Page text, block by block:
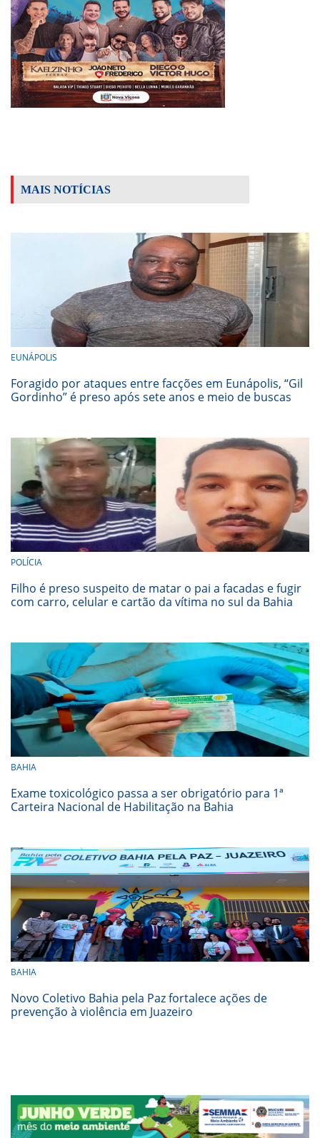
MAIS NOTÍCIAS
EUNÁPOLIS
Foragido por ataques entre facções em Eunápolis, “Gil
Gordinho” é preso após sete anos e meio de buscas
POLÍCIA
Filho é preso suspeito de matar o pai a facadas e fugir
com carro, celular e cartão da vítima no sul da Bahia
BAHIA
Exame toxicológico passa a ser obrigatório para 1ª
Carteira Nacional de Habilitação na Bahia
BAHIA
Novo Coletivo Bahia pela Paz fortalece ações de
prevenção à violência em Juazeiro